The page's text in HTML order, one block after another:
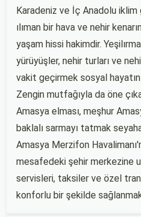
Karadeniz ve İç Anadolu
ılıman bir hava ve nehir
yaşam hissi hakimdir.
yürüyüşler, nehir turları ve
vakit geçirmek sosyal
Zengin mutfağıyla da öne
Amasya elması, meşhur
baklalı sarmayı tatmak
Amasya Merzifon
mesafedeki şehir merkezine
servisleri, taksiler ve özel
konforlu bir şekilde